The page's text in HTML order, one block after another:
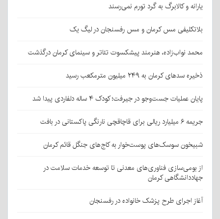
یارانه و کالابرگ به گرد تورم نمی‌رسند
بلاتکلیفی مس کرمان و مس رفسنجان در لیگ یک
محمد نواب‌زاده، هنرمند پیشکسوت تئاتر و سینمای کرمان درگذشت
ذخیره سدهای کرمان به ۲۴۹ میلیون مترمکعب رسید
پایان عملیات جست‌وجو در جیرفت؛ کودک ۴ ساله دلفاردی پیدا شد
جریمه ۶ میلیارد ریالی برای قاچاقچی نارنگی پاکستانی در بافت
شبیخون سوسک‌های پوست‌خوار به کاج‌های جنگل قائم کرمان
از بومی‌سازی فناوری‌های معدنی تا توسعه خدمات سلامت در
جهاددانشگاهی کرمان
آغاز اجرای طرح پزشک خانواده در رفسنجان